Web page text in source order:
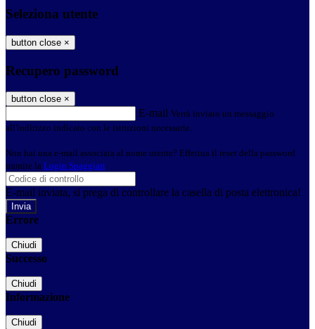
Seleziona utente
button close ×
Recupero password
button close ×
E-mail Verrà inviato un messaggio
all'indirizzo indicato con le istruzioni necessarie.
Non hai una e-mail associata al nome utente? Effettua il reset della password
tramite la Login Spaggiari
E-mail inviata, si prega di controllare la casella di posta elettronica!
Errore
Chiudi
Successo
Chiudi
Informazione
Chiudi